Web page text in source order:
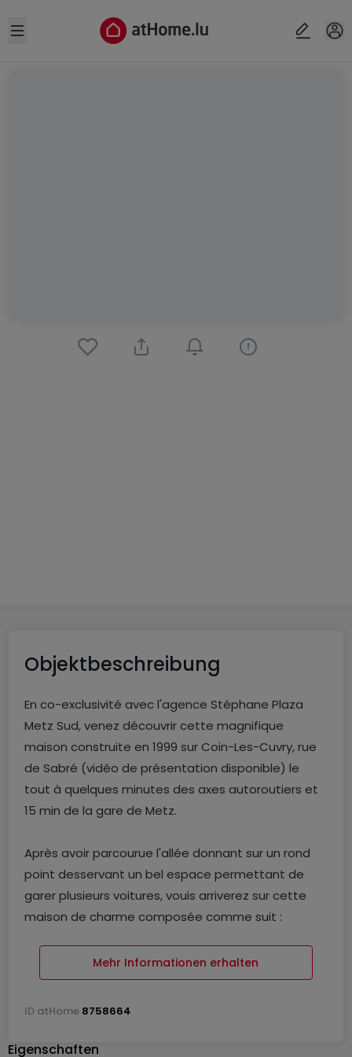
Open sidebar
Objektbeschreibung
En co-exclusivité avec l'agence Stéphane Plaza
Metz Sud, venez découvrir cette magnifique
maison construite en 1999 sur Coin-Les-Cuvry, rue
de Sabré (vidéo de présentation disponible) le
tout à quelques minutes des axes autoroutiers et
15 min de la gare de Metz.
Après avoir parcourue l'allée donnant sur un rond
point desservant un bel espace permettant de
garer plusieurs voitures, vouis arriverez sur cette
maison de charme composée comme suit :
- RDC : un garage double & un garage simple avec
la cuve à Fioul, une belle entrée, une cuisine
plus de 14m², une SDD, un WC indépenadant , un
Mehr Informationen erhalten
ID atHome 8758664
Eigenschaften